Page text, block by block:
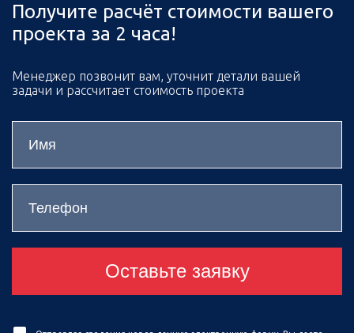
Получите расчёт стоимости вашего
проекта за 2 часа!
Менеджер позвонит вам, уточнит детали вашей
задачи и рассчитает стоимость проекта
Оставьте заявку